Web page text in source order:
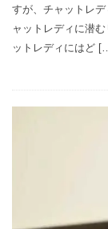
すが、チャットレ
ャットレディに潜
ットレディにはど